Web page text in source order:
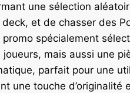
une sélection
et de chasser des
spécialement
mais aussi une
parfait pour une
une touche d’originalité